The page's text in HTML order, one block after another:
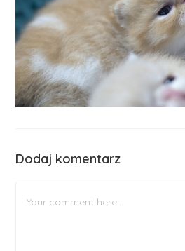
Dodaj komentarz